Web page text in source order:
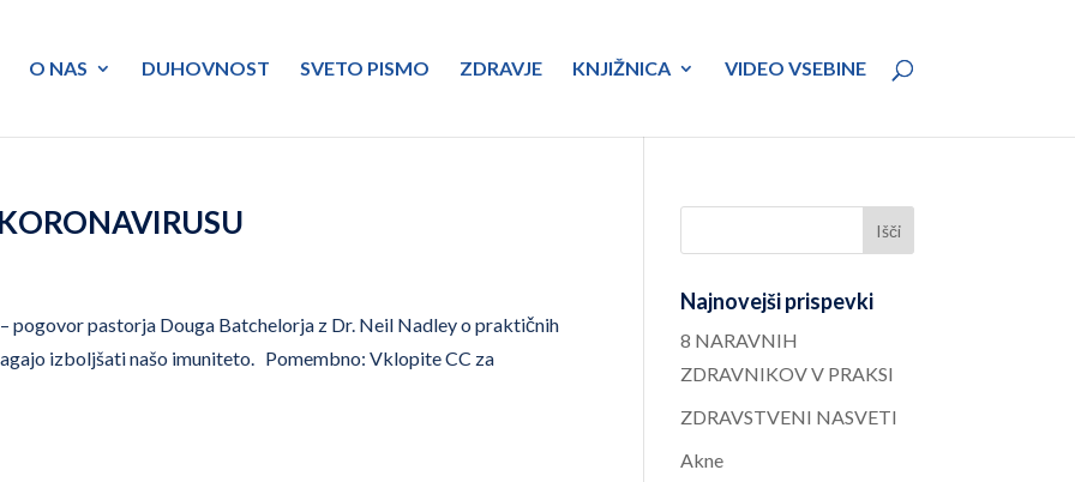
O NAS DUHOVNOST SVETO PISMO ZDRAVJE KNJIŽNICA VIDEO VSEBINE
pogovor pastorja Douga Batchelorja z Dr. Neil Nadley o praktičnih
izboljšati našo imuniteto. Pomembno: Vklopite CC za
Najnovejši prispevki
8 NARAVNIH
ZDRAVNIKOV V PRAKSI
ZDRAVSTVENI NASVETI
Akne